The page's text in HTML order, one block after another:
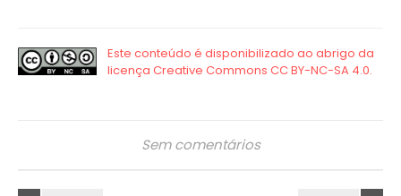
Sem comentários